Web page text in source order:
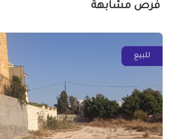
فرص مشابهة
للبيع